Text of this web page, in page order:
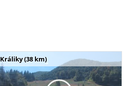
Králiky (38 km)